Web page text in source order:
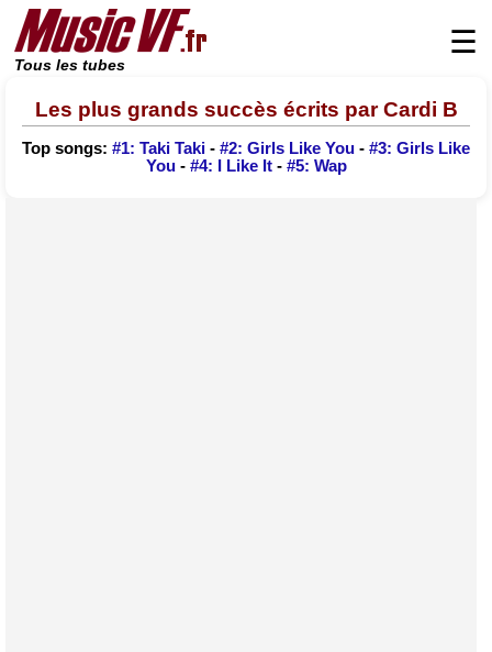
Tous les tubes
☰
Les plus grands succès écrits par Cardi B
Top songs: #1: Taki Taki - #2: Girls Like You - #3: Girls Like
You- #4: I Like It- #5: Wap